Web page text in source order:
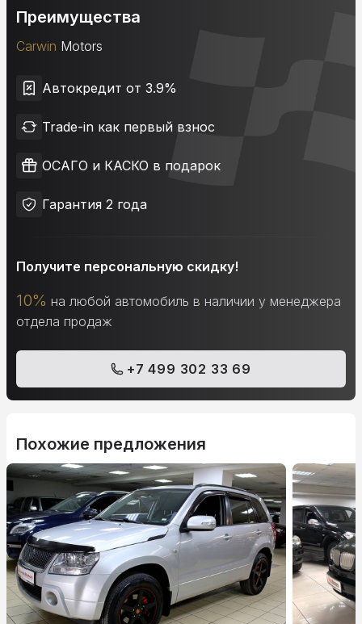
Преимущества
Carwin Motors
Автокредит от 3.9%
Trade-in как первый взнос
ОСАГО и КАСКО в подарок
Гарантия 2 года
Получите персональную скидку!
10% на любой автомобиль в наличии у менеджера
отдела продаж
+7 499 302 33 69
Похожие предложения